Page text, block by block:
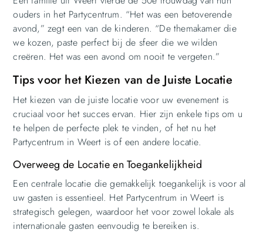
ouders in het Partycentrum. “Het was een betoverende
avond,” zegt een van de kinderen. “De themakamer die
we kozen, paste perfect bij de sfeer die we wilden
creëren. Het was een avond om nooit te vergeten.”
Tips voor het Kiezen van de Juiste Locatie
Het kiezen van de juiste locatie voor uw evenement is
cruciaal voor het succes ervan. Hier zijn enkele tips om u
te helpen de perfecte plek te vinden, of het nu het
Partycentrum in Weert is of een andere locatie.
Overweeg de Locatie en Toegankelijkheid
Een centrale locatie die gemakkelijk toegankelijk is voor al
uw gasten is essentieel. Het Partycentrum in Weert is
strategisch gelegen, waardoor het voor zowel lokale als
internationale gasten eenvoudig te bereiken is.